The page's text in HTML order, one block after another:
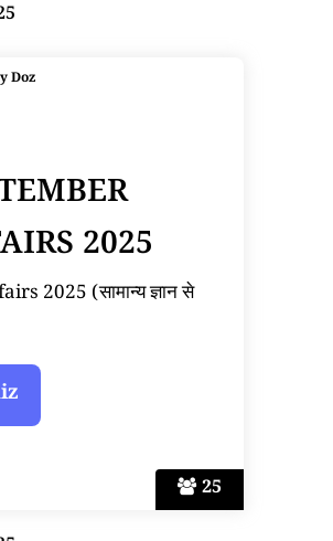
25
Doz
2025
2025 (सामान्य ज्ञान से